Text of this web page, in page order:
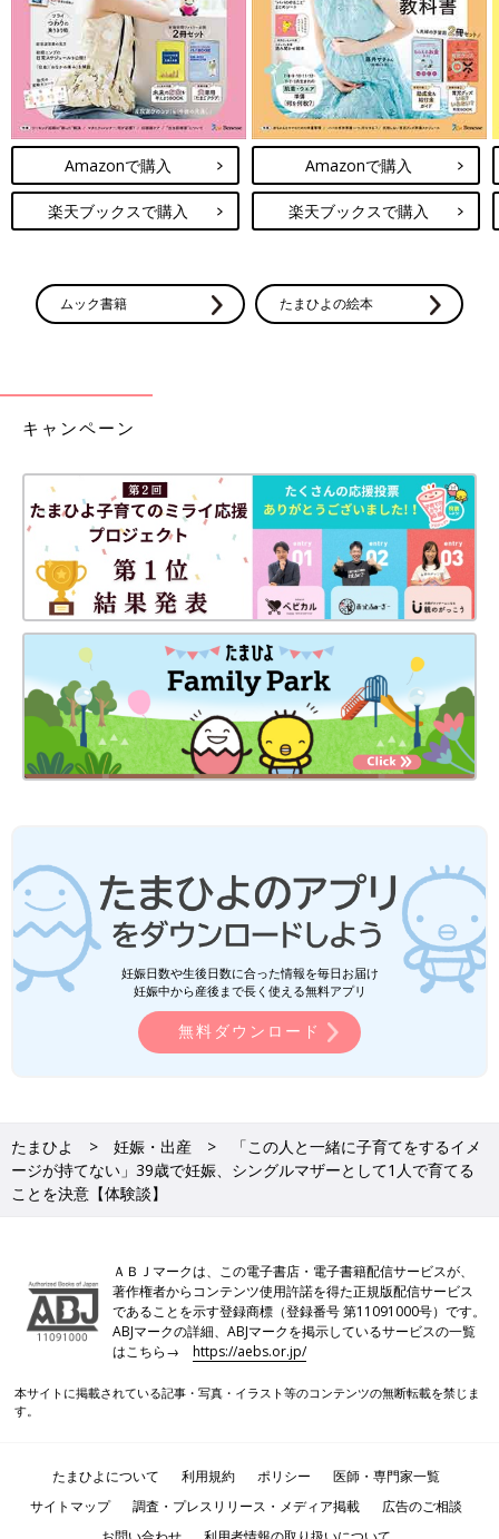
Amazonで購入
楽天ブックスで購入
Amazonで購入
楽天ブックスで購入
ムック書籍 たまひよの絵本
キャンペーン
妊娠日数や生後日数に合った情報を毎日お届け
妊娠中から産後まで長く使える無料アプリ
無料ダウンロード
たまひよ 妊娠・出産
「この人と一緒に子育てをするイメ
ージが持てない」39歳で妊娠、シングルマザーとして1人で育てる
ことを決意【体験談】
ＡＢＪマークは、この電子書店・電子書籍配信サービスが、
著作権者からコンテンツ使用許諾を得た正規版配信サービス
であることを示す登録商標（登録番号 第11091000号）です。
ABJマークの詳細、ABJマークを掲示しているサービスの一覧
はこちら→https://aebs.or.jp/
本サイトに掲載されている記事・写真・イラスト等のコンテンツの無断転載を禁じま
す。
たまひよについて 利用規約 ポリシー
医師・専門家一覧
サイトマップ
調査・プレスリリース・メディア掲載
広告のご相談